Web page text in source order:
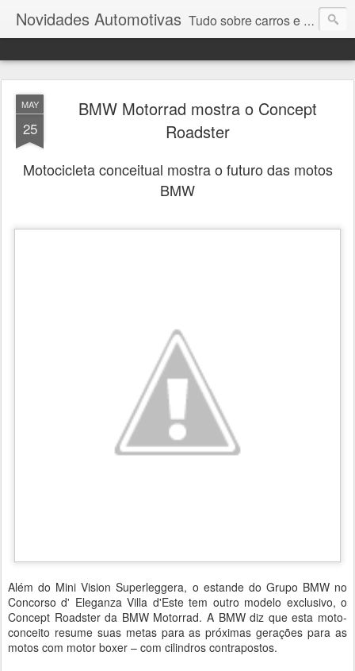
Novidades Automotivas Tudo sobre carros e motores
MAY
25
BMW Motorrad mostra o Concept
Roadster
Motocicleta conceitual mostra o futuro das motos
BMW
Além do Mini Vision Superleggera, o estande do Grupo BMW no
Concorso d' Eleganza Villa d'Este tem outro modelo exclusivo, o
Concept Roadster da BMW Motorrad. A BMW diz que esta moto-
conceito resume suas metas para as próximas gerações para as
motos com motor boxer – com cilindros contrapostos.